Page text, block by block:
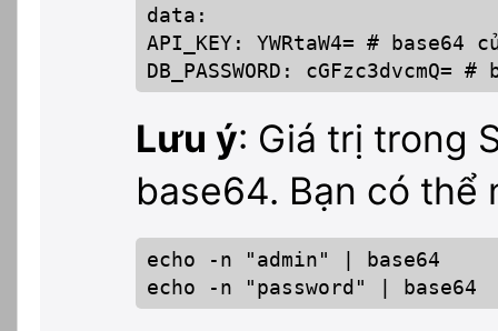
data:
API_KEY: YWRtaW4= # base64
DB_PASSWORD:
Lưu ý: Giá trị trong
base64. Bạn có thể
echo -n "admin" | base64
echo -n "password" | base64